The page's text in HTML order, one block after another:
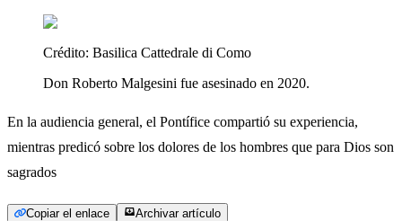
Crédito: Basilica Cattedrale di Como
Don Roberto Malgesini fue asesinado en 2020.
En la audiencia general, el Pontífice compartió su experiencia,
mientras predicó sobre los dolores de los hombres que para Dios son
sagrados
Copiar el enlace Archivar artículo